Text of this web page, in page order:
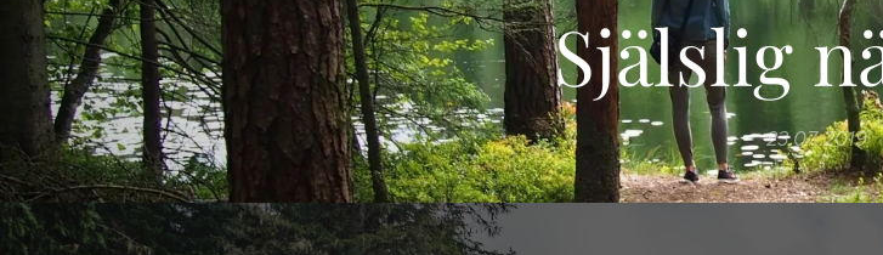
Själslig
23.07.2019